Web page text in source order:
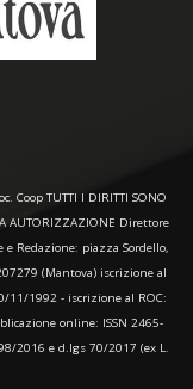
Coop TUTTI I DIRITTI SONO
AUTORIZZAZIONE Direttore
Redazione: piazza Sordello,
(Mantova) iscrizione al
11/1992 - iscrizione al ROC:
online: ISSN 2465-
2016 e d.lgs 70/2017 (ex L.